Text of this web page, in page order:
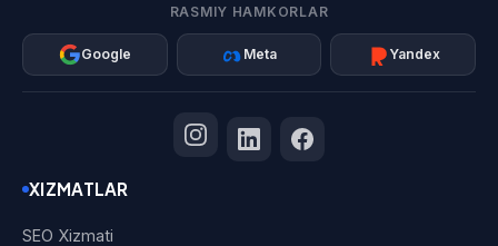
RASMIY HAMKORLAR
Google Meta Yandex
XIZMATLAR
SEO Xizmati